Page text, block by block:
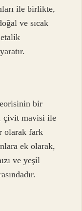
ile birlikte,
ve sıcak
bir
çivit mavisi ile
olarak fark
ek olarak,
ve yeşil